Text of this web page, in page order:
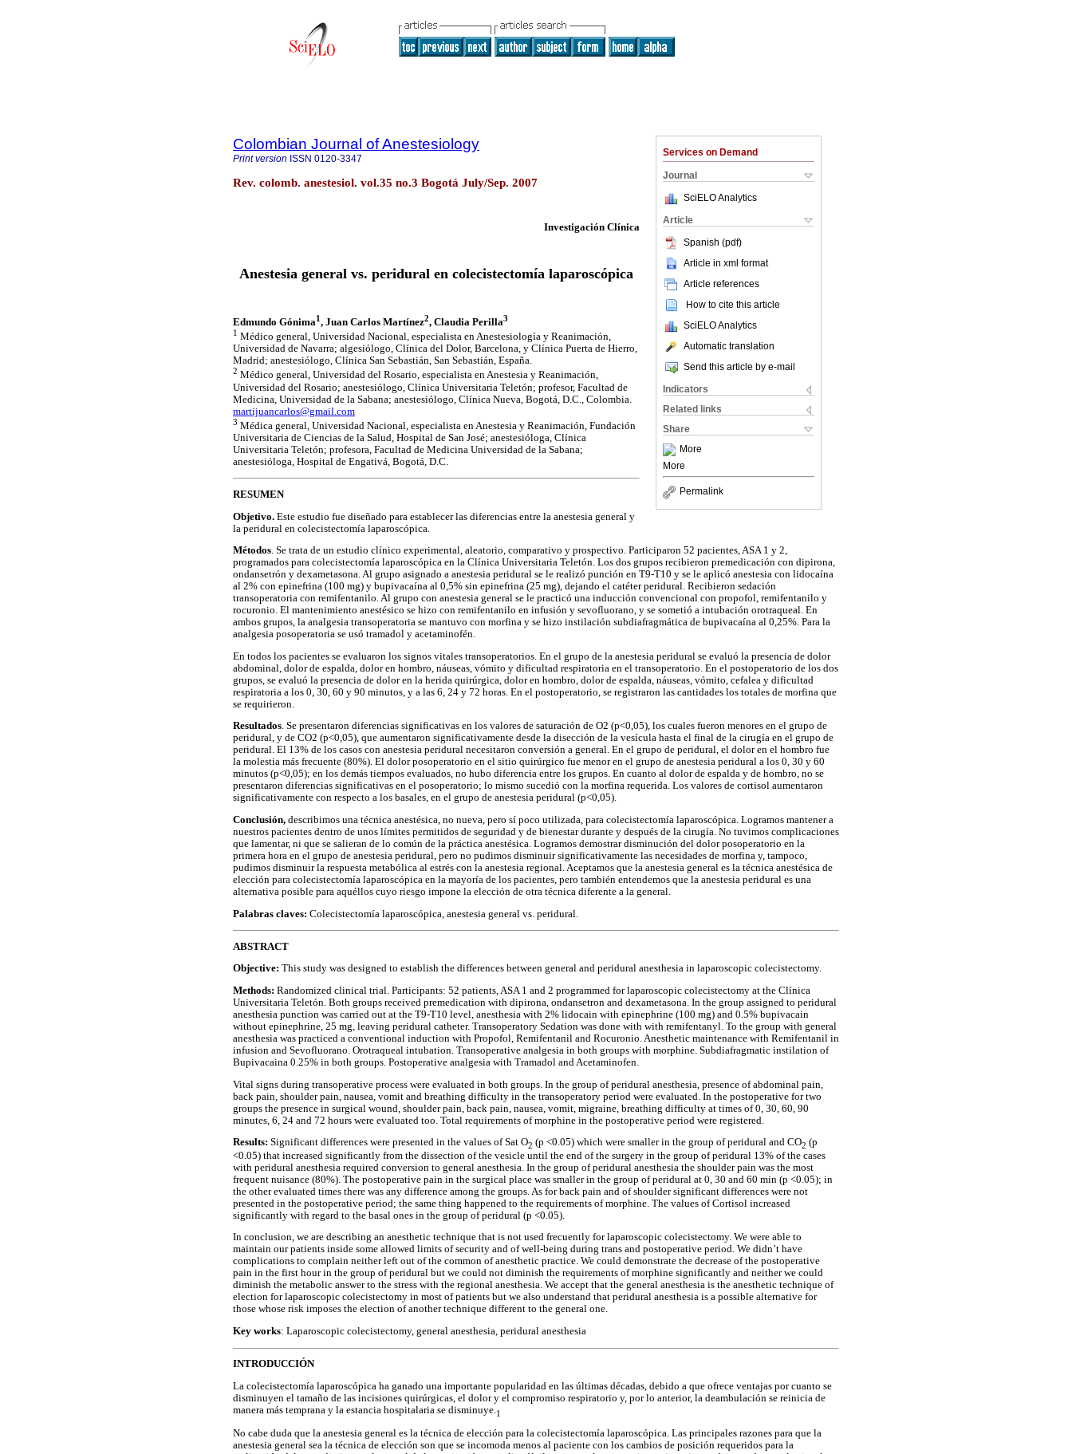
Services on Demand
Journal
SciELO Analytics
Article
Spanish (pdf)
Article in xml format
Article references
How to cite this article
SciELO Analytics
Automatic translation
Send this article by e-mail
Indicators
Related links
Share
More
More
Permalink
Colombian Journal of Anestesiology
Print version ISSN 0120-3347
Rev. colomb. anestesiol. vol.35 no.3 Bogotá July/Sep. 2007
Investigación Clínica
Anestesia general vs. peridural en colecistectomía laparoscópica
Edmundo Gónima1 , Juan Carlos Martínez2, Claudia Perilla3
1 Médico general, Universidad Nacional, especialista en Anestesiología y Reanimación,
Universidad de Navarra; algesiólogo, Clínica del Dolor, Barcelona, y Clínica Puerta de Hierro,
Madrid; anestesiólogo, Clínica San Sebastián, San Sebastián, España.
2 Médico general, Universidad del Rosario, especialista en Anestesia y Reanimación,
Universidad del Rosario; anestesiólogo, Clínica Universitaria Teletón; profesor, Facultad de
Medicina, Universidad de la Sabana; anestesiólogo, Clínica Nueva, Bogotá, D.C., Colombia.
martijuancarlos@gmail.com
3 Médica general, Universidad Nacional, especialista en Anestesia y Reanimación, Fundación
Universitaria de Ciencias de la Salud, Hospital de San José; anestesióloga, Clínica
Universitaria Teletón; profesora, Facultad de Medicina Universidad de la Sabana;
anestesióloga, Hospital de Engativá, Bogotá, D.C.
RESUMEN
Objetivo. Este estudio fue diseñado para establecer las diferencias entre la anestesia general y
la peridural en colecistectomía laparoscópica.
Métodos. Se trata de un estudio clínico experimental, aleatorio, comparativo y prospectivo. Participaron 52 pacientes, ASA 1 y 2,
programados para colecistectomía laparoscópica en la Clínica Universitaria Teletón. Los dos grupos recibieron premedicación con dipirona,
ondansetrón y dexametasona. Al grupo asignado a anestesia peridural se le realizó punción en T9-T10 y se le aplicó anestesia con lidocaína
al 2% con epinefrina (100 mg) y bupivacaína al 0,5% sin epinefrina (25 mg), dejando el catéter peridural. Recibieron sedación
transoperatoria con remifentanilo. Al grupo con anestesia general se le practicó una inducción convencional con propofol, remifentanilo y
rocuronio. El mantenimiento anestésico se hizo con remifentanilo en infusión y sevofluorano, y se sometió a intubación orotraqueal. En
ambos grupos, la analgesia transoperatoria se mantuvo con morfina y se hizo instilación subdiafragmática de bupivacaína al 0,25%. Para la
analgesia posoperatoria se usó tramadol y acetaminofén.
En todos los pacientes se evaluaron los signos vitales transoperatorios. En el grupo de la anestesia peridural se evaluó la presencia de dolor
abdominal, dolor de espalda, dolor en hombro, náuseas, vómito y dificultad respiratoria en el transoperatorio. En el postoperatorio de los dos
grupos, se evaluó la presencia de dolor en la herida quirúrgica, dolor en hombro, dolor de espalda, náuseas, vómito, cefalea y dificultad
respiratoria a los 0, 30, 60 y 90 minutos, y a las 6, 24 y 72 horas. En el postoperatorio, se registraron las cantidades los totales de morfina que
se requirieron.
Resultados. Se presentaron diferencias significativas en los valores de saturación de O2 (p<0,05), los cuales fueron menores en el grupo de
peridural, y de CO2 (p<0,05), que aumentaron significativamente desde la disección de la vesícula hasta el final de la cirugía en el grupo de
peridural. El 13% de los casos con anestesia peridural necesitaron conversión a general. En el grupo de peridural, el dolor en el hombro fue
la molestia más frecuente (80%). El dolor posoperatorio en el sitio quirúrgico fue menor en el grupo de anestesia peridural a los 0, 30 y 60
minutos (p<0,05); en los demás tiempos evaluados, no hubo diferencia entre los grupos. En cuanto al dolor de espalda y de hombro, no se
presentaron diferencias significativas en el posoperatorio; lo mismo sucedió con la morfina requerida. Los valores de cortisol aumentaron
significativamente con respecto a los basales, en el grupo de anestesia peridural (p<0,05).
Conclusión, describimos una técnica anestésica, no nueva, pero sí poco utilizada, para colecistectomía laparoscópica. Logramos mantener a
nuestros pacientes dentro de unos límites permitidos de seguridad y de bienestar durante y después de la cirugía. No tuvimos complicaciones
que lamentar, ni que se salieran de lo común de la práctica anestésica. Logramos demostrar disminución del dolor posoperatorio en la
primera hora en el grupo de anestesia peridural, pero no pudimos disminuir significativamente las necesidades de morfina y, tampoco,
pudimos disminuir la respuesta metabólica al estrés con la anestesia regional. Aceptamos que la anestesia general es la técnica anestésica de
elección para colecistectomía laparoscópica en la mayoría de los pacientes, pero también entendemos que la anestesia peridural es una
alternativa posible para aquéllos cuyo riesgo impone la elección de otra técnica diferente a la general.
Palabras claves: Colecistectomía laparoscópica, anestesia general vs. peridural.
ABSTRACT
Objective: This study was designed to establish the differences between general and peridural anesthesia in laparoscopic colecistectomy.
Methods: Randomized clinical trial. Participants: 52 patients, ASA 1 and 2 programmed for laparoscopic colecistectomy at the Clínica
Universitaria Teletón. Both groups received premedication with dipirona, ondansetron and dexametasona. In the group assigned to peridural
anesthesia punction was carried out at the T9-T10 level, anesthesia with 2% lidocain with epinephrine (100 mg) and 0.5% bupivacain
without epinephrine, 25 mg, leaving peridural catheter. Transoperatory Sedation was done with with remifentanyl. To the group with general
anesthesia was practiced a conventional induction with Propofol, Remifentanil and Rocuronio. Anesthetic maintenance with Remifentanil in
infusion and Sevofluorano. Orotraqueal intubation. Transoperative analgesia in both groups with morphine. Subdiafragmatic instilation of
Bupivacaina 0.25% in both groups. Postoperative analgesia with Tramadol and Acetaminofen.
Vital signs during transoperative process were evaluated in both groups. In the group of peridural anesthesia, presence of abdominal pain,
back pain, shoulder pain, nausea, vomit and breathing difficulty in the transoperatory period were evaluated. In the postoperative for two
groups the presence in surgical wound, shoulder pain, back pain, nausea, vomit, migraine, breathing difficulty at times of 0, 30, 60, 90
minutes, 6, 24 and 72 hours were evaluated too. Total requirements of morphine in the postoperative period were registered.
Results: Significant differences were presented in the values of Sat O2 (p <0.05) which were smaller in the group of peridural and CO2 (p
<0.05) that increased significantly from the dissection of the vesicle until the end of the surgery in the group of peridural 13% of the cases
with peridural anesthesia required conversion to general anesthesia. In the group of peridural anesthesia the shoulder pain was the most
frequent nuisance (80%). The postoperative pain in the surgical place was smaller in the group of peridural at 0, 30 and 60 min (p <0.05); in
the other evaluated times there was any difference among the groups. As for back pain and of shoulder significant differences were not
presented in the postoperative period; the same thing happened to the requirements of morphine. The values of Cortisol increased
significantly with regard to the basal ones in the group of peridural (p <0.05).
In conclusion, we are describing an anesthetic technique that is not used frecuently for laparoscopic colecistectomy. We were able to
maintain our patients inside some allowed limits of security and of well-being during trans and postoperative period. We didn’t have
complications to complain neither left out of the common of anesthetic practice. We could demonstrate the decrease of the postoperative
pain in the first hour in the group of peridural but we could not diminish the requirements of morphine significantly and neither we could
diminish the metabolic answer to the stress with the regional anesthesia. We accept that the general anesthesia is the anesthetic technique of
election for laparoscopic colecistectomy in most of patients but we also understand that peridural anesthesia is a possible alternative for
those whose risk imposes the election of another technique different to the general one.
Key works: Laparoscopic colecistectomy, general anesthesia, peridural anesthesia
INTRODUCCIÓN
La colecistectomía laparoscópica ha ganado una importante popularidad en las últimas décadas, debido a que ofrece ventajas por cuanto se
disminuyen el tamaño de las incisiones quirúrgicas, el dolor y el compromiso respiratorio y, por lo anterior, la deambulación se reinicia de
manera más temprana y la estancia hospitalaria se disminuye.1
No cabe duda que la anestesia general es la técnica de elección para la colecistectomía laparoscópica. Las principales razones para que la
anestesia general sea la técnica de elección son que se incomoda menos al paciente con los cambios de posición requeridos para la